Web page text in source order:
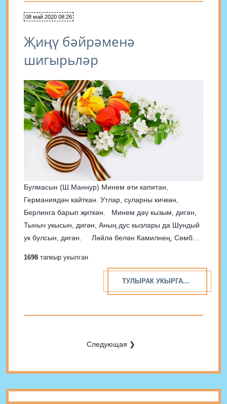
08 май 2020 08:26
Җиңү бәйрәменә
шигырьләр
Булмасын (Ш.Маннур) Минем әти капитан,
Германиядән кайткан. Утлар, суларны кичкән,
Берлинга барып җиткән. Минем дәү кызым, дигән,
Тыныч укысын, дигән, Аның дус кызлары да Шундый
ук булсын, дигән. Ләйлә белән Камилнең, Сөмбел
тырышкан. Алар бергә йөргәннәр, Бергә-бергә
1698 тапкыр укылган
ТУЛЫРАК УКЫРГА...
Следующая ❯